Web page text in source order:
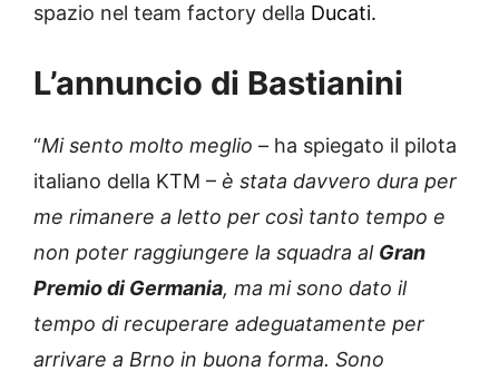
spazio nel team factory della Ducati.
L’annuncio di Bastianini
“Mi sento molto meglio – ha spiegato il pilota
italiano della KTM – è stata davvero dura per
me rimanere a letto per così tanto tempo e
non poter raggiungere la squadra al Gran
Premio di Germania, ma mi sono dato il
tempo di recuperare adeguatamente per
arrivare a Brno in buona forma. Sono